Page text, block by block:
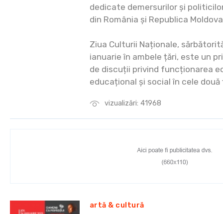
vizualizări: 41968
dedicate demersurilor și
din România și Republica
Ziua Culturii Naționale,
ianuarie în ambele țări, este un
de discuții privind funcționarea
educațional și social în cele două
artă & cultură